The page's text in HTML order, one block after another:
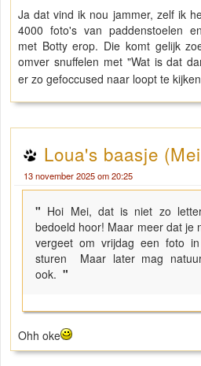
Ja dat vind ik nou jammer, zelf ik
4000 foto's van paddenstoelen
met Botty erop. Die komt gelijk
omver snuffelen met "Wat is dat
er zo gefoccused naar loopt te
Loua's baasje
13 november 2025 om 20:25
" Hoi Mei, dat is niet zo
bedoeld hoor! Maar meer dat je
vergeet om vrijdag een foto
sturen Maar later mag
ook. "
Ohh oke